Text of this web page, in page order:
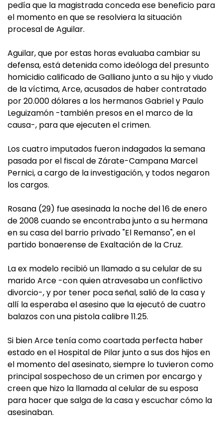
pedía que la magistrada conceda ese beneficio para
el momento en que se resolviera la situación
procesal de Aguilar.
Aguilar, que por estas horas evaluaba cambiar su
defensa, está detenida como ideóloga del presunto
homicidio calificado de Galliano junto a su hijo y viudo
de la víctima, Arce, acusados de haber contratado
por 20.000 dólares a los hermanos Gabriel y Paulo
Leguizamón -también presos en el marco de la
causa-, para que ejecuten el crimen.
Los cuatro imputados fueron indagados la semana
pasada por el fiscal de Zárate-Campana Marcel
Pernici, a cargo de la investigación, y todos negaron
los cargos.
Rosana (29) fue asesinada la noche del 16 de enero
de 2008 cuando se encontraba junto a su hermana
en su casa del barrio privado "El Remanso", en el
partido bonaerense de Exaltación de la Cruz.
La ex modelo recibió un llamado a su celular de su
marido Arce -con quien atravesaba un conflictivo
divorcio-, y por tener poca señal, salió de la casa y
allí la esperaba el asesino que la ejecutó de cuatro
balazos con una pistola calibre 11.25.
Si bien Arce tenía como coartada perfecta haber
estado en el Hospital de Pilar junto a sus dos hijos en
el momento del asesinato, siempre lo tuvieron como
principal sospechoso de un crimen por encargo y
creen que hizo la llamada al celular de su esposa
para hacer que salga de la casa y escuchar cómo la
asesinaban.